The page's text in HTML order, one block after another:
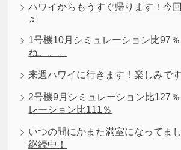
ハワイからもうすぐ帰ります！今
♬
1号機10月シミュレーション比97
ね。。。
来週ハワイに行きます！楽しみで
2号機9月シミュレーション比127
レーション比111％
いつの間にかまた満室になってま
継続中！